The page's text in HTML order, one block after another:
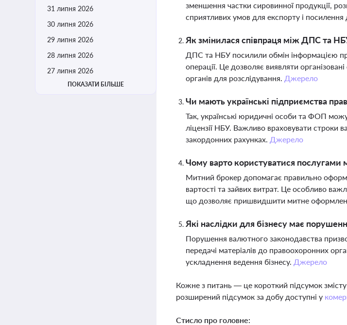
31 липня 2026
30 липня 2026
29 липня 2026
28 липня 2026
27 липня 2026
ПОКАЗАТИ БІЛЬШЕ
зменшення частки сировинної продукції,
сприятливих умов для експорту і посилення
Як змінилася співпраця між ДПС та
ДПС та НБУ посилили обмін інформацією
операції. Це дозволяє виявляти
органів для розслідування. Джерело
Чи мають українські підприємства
Так, українські юридичні особи та ФОП
ліцензії НБУ. Важливо враховувати строки
закордонних рахунках. Джерело
Чому варто користуватися послугами
Митний брокер допомагає правильно
вартості та зайвих витрат. Це особливо
що дозволяє пришвидшити митне
Які наслідки для бізнесу має
Порушення валютного законодавства
передачі матеріалів до правоохоронних
ускладнення ведення бізнесу. Джерело
Кожне з питань — це короткий підсумок
розширений підсумок за добу доступні у
Стисло про головне: